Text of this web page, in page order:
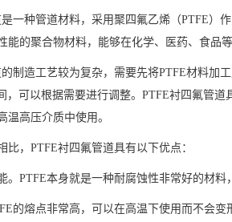
一种管道材料，采用聚四氟乙烯（PTFE）
能的聚合物材料，能够在化学、医药、食品
制造工艺较为复杂，需要先将PTFE材料加
，可以根据需要进行调整。PTFE衬四氟管
温高压介质中使用。
比，PTFE衬四氟管道具有以下优点：
。PTFE本身就是一种耐腐蚀性非常好的材料
的熔点非常高，可以在高温下使用而不会变